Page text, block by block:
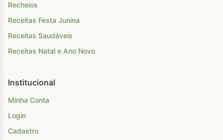
Recheios
Receitas Festa Junina
Receitas Saudáveis
Receitas Natal e Ano Novo
Institucional
Minha Conta
Login
Cadastro